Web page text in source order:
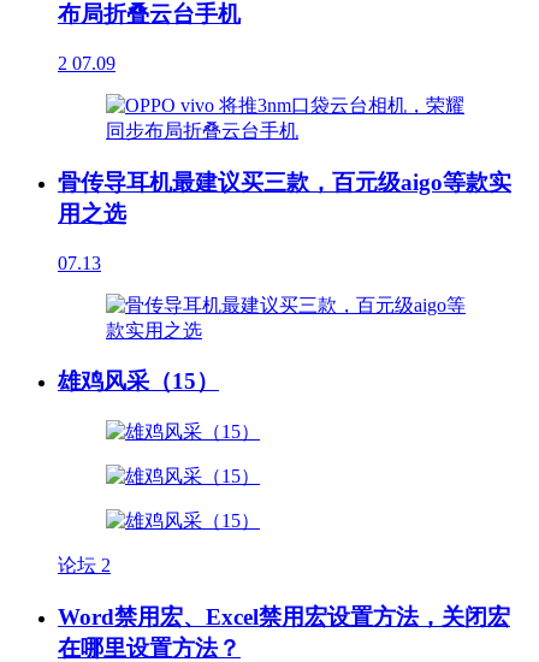
布局折叠云台手机
2 07.09
骨传导耳机最建议买三款，百元级aigo等款实
用之选
07.13
雄鸡风采（15）
论坛 2
Word禁用宏、Excel禁用宏设置方法，关闭宏
在哪里设置方法？